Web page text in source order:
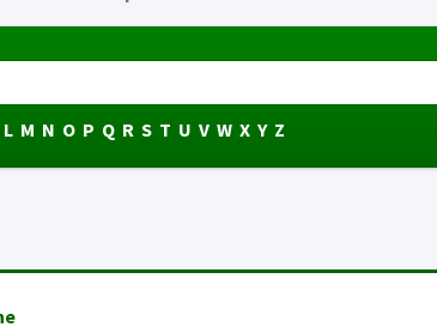
L M N O P Q R S T U V W X Y Z